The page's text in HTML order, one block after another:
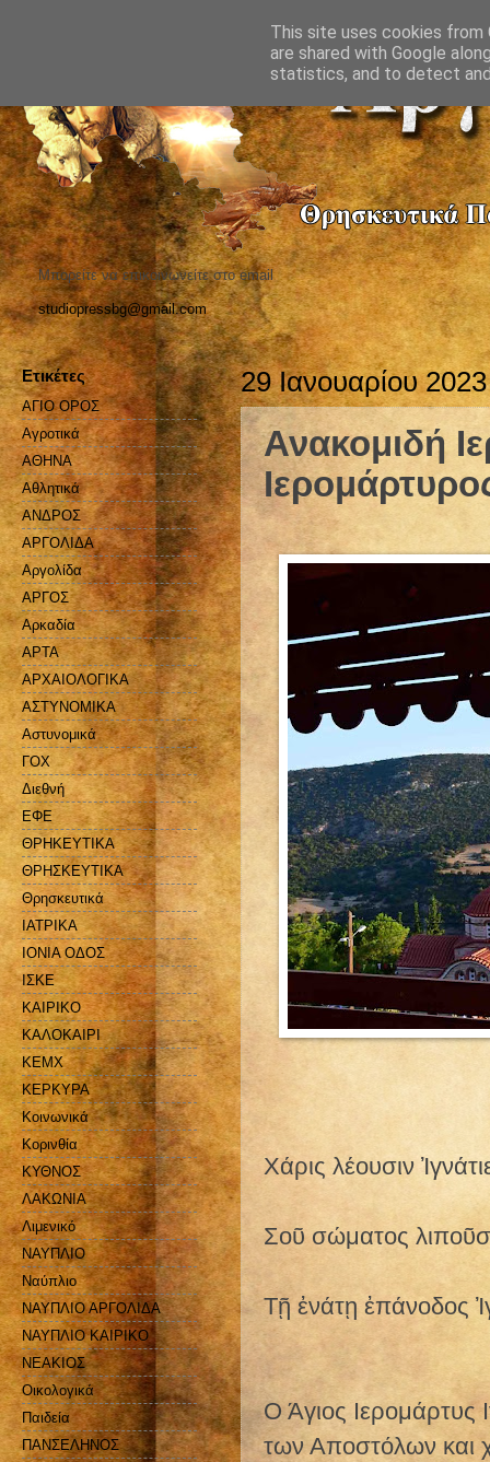
Μπορείτε να επικοινωνείτε στο email
studiopressbg@gmail.com
29 Ιανουαρίου 2023
Ανακομιδή
Χάρις λέουσιν
Σοῦ σώματος
Τῇ ἐνάτῃ ἐπάνοδος
Ο Άγιος Ιερομάρτυς
των Αποστόλων και
Ετικέτες
ΑΓΙΟ ΟΡΟΣ
Αγροτικά
ΑΘΗΝΑ
Αθλητικά
ΑΝΔΡΟΣ
ΑΡΓΟΛΙΔΑ
Αργολίδα
ΑΡΓΟΣ
Αρκαδία
ΑΡΤΑ
ΑΡΧΑΙΟΛΟΓΙΚΑ
ΑΣΤΥΝΟΜΙΚΑ
Αστυνομικά
ΓΟΧ
Διεθνή
ΕΦΕ
ΘΡΗΚΕΥΤΙΚΑ
ΘΡΗΣΚΕΥΤΙΚΑ
Θρησκευτικά
ΙΑΤΡΙΚΑ
ΙΟΝΙΑ ΟΔΟΣ
ΙΣΚΕ
ΚΑΙΡΙΚΟ
ΚΑΛΟΚΑΙΡΙ
ΚΕΜΧ
ΚΕΡΚΥΡΑ
Κοινωνικά
Κορινθία
ΚΥΘΝΟΣ
ΛΑΚΩΝΙΑ
Λιμενικό
ΝΑΥΠΛΙΟ
Ναύπλιο
ΝΑΥΠΛΙΟ ΑΡΓΟΛΙΔΑ
ΝΑΥΠΛΙΟ ΚΑΙΡΙΚΟ
ΝΕΑΚΙΟΣ
Οικολογικά
Παιδεία
ΠΑΝΣΕΛΗΝΟΣ
This site uses cookies from
are shared with Google
statistics, and to detect